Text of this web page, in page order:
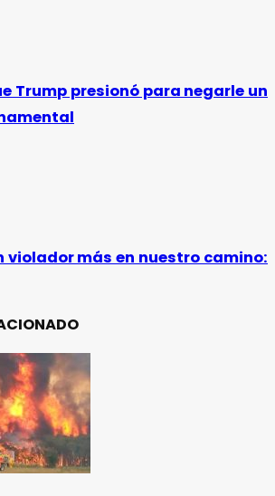
Trump presionó para negarle un
violador más en nuestro camino: